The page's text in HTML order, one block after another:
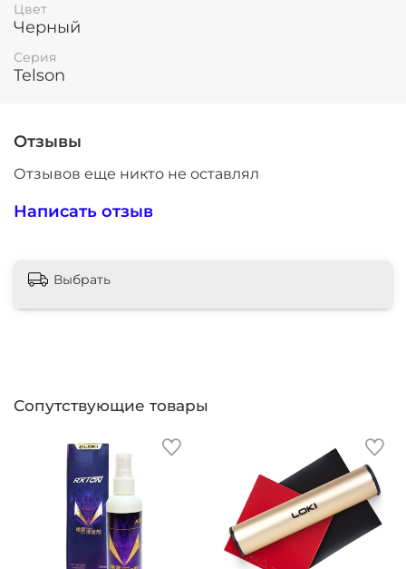
Цвет
Черный
Серия
Telson
Отзывы
Отзывов еще никто не оставлял
Написать отзыв
Выбрать
Сопутствующие товары